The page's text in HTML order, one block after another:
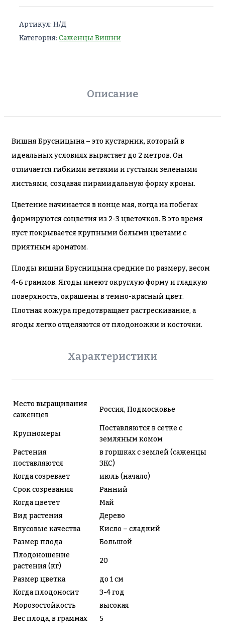
Артикул: Н/Д
Категория: Саженцы Вишни
Описание
Вишня Брусницына – это кустарник, который в
идеальных условиях вырастает до 2 метров. Он
отличается гибкими ветвями и густыми зелеными
листьями, создавая пирамидальную форму кроны.
Цветение начинается в конце мая, когда на побегах
формируются соцветия из 2-3 цветочков. В это время
куст покрывается крупными белыми цветами с
приятным ароматом.
Плоды вишни Брусницына средние по размеру, весом
4-6 граммов. Ягоды имеют округлую форму и гладкую
поверхность, окрашены в темно-красный цвет.
Плотная кожура предотвращает растрескивание, а
ягоды легко отделяются от плодоножки и косточки.
Характеристики
Место выращивания
саженцев
Россия, Подмосковье
Крупномеры
Поставляются в сетке с
земляным комом
Растения
поставляются
в горшках с землей (саженцы
ЗКС)
Когда созревает
июль (начало)
Срок созревания
Ранний
Когда цветет
Май
Вид растения
Дерево
Вкусовые качества
Кисло – сладкий
Размер плода
Большой
Плодоношение
растения (кг)
20
Размер цветка
до 1 см
Когда плодоносит
3-4 год
Морозостойкость
высокая
Вес плода, в граммах
5